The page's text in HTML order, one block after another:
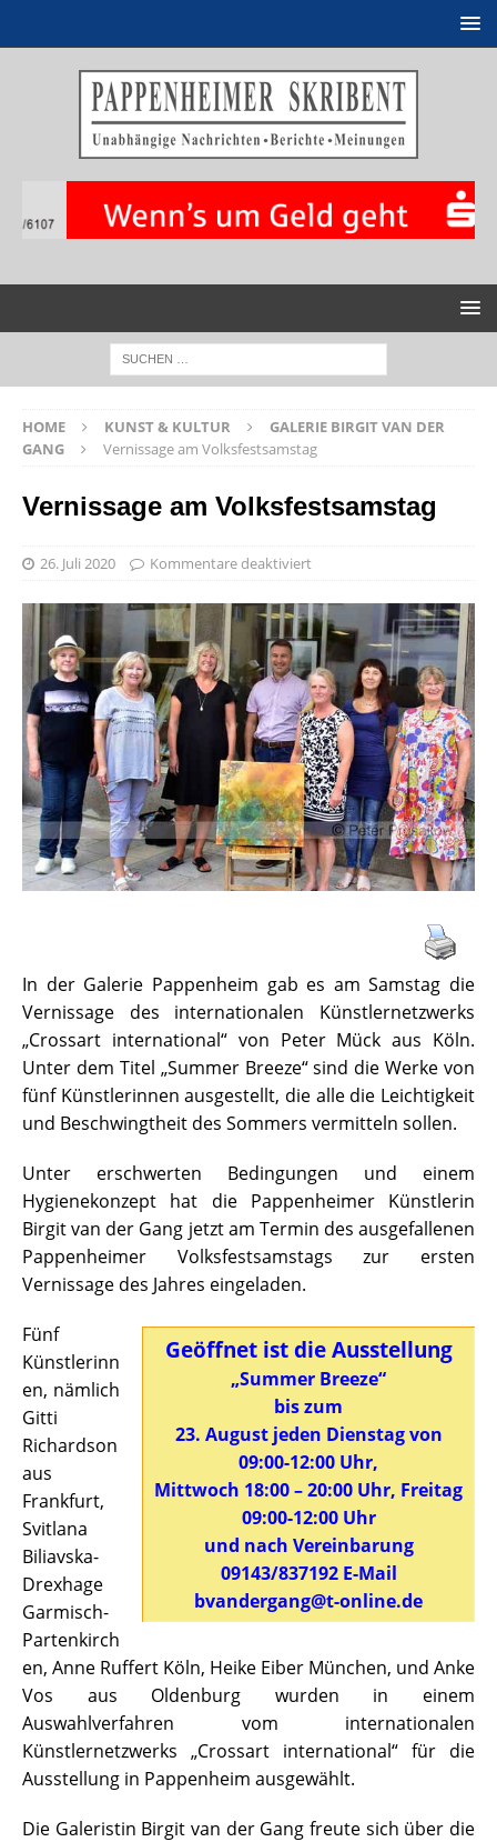
HOME KUNST & KULTUR
GALERIE BIRGIT VAN DER
GANG
Vernissage am Volksfestsamstag
Vernissage am Volksfestsamstag
26. Juli 2020 Kommentare deaktiviert
In der Galerie Pappenheim gab es am Samstag die
Vernissage des internationalen Künstlernetzwerks
„Crossart international“ von Peter Mück aus Köln.
Unter dem Titel „Summer Breeze“ sind die Werke von
fünf Künstlerinnen ausgestellt, die alle die Leichtigkeit
und Beschwingtheit des Sommers vermitteln sollen.
Unter erschwerten Bedingungen und einem
Hygienekonzept hat die Pappenheimer Künstlerin
Birgit van der Gang jetzt am Termin des ausgefallenen
Pappenheimer Volksfestsamstags zur ersten
Vernissage des Jahres eingeladen.
Geöffnet ist die Ausstellung
„Summer Breeze“
bis zum
23. August jeden Dienstag von
09:00-12:00 Uhr,
Mittwoch 18:00 – 20:00 Uhr, Freitag
09:00-12:00 Uhr
und nach Vereinbarung
09143/837192 E-Mail
bvandergang@t-online.de
Fünf
Künstlerinn
en, nämlich
Gitti
Richardson
aus
Frankfurt,
Svitlana
Biliavska-
Drexhage
Garmisch-
Partenkirch
en, Anne Ruffert Köln, Heike Eiber München, und Anke
Vos aus Oldenburg wurden in einem
Auswahlverfahren vom internationalen
Künstlernetzwerks „Crossart international“ für die
Ausstellung in Pappenheim ausgewählt.
Die Galeristin Birgit van der Gang freute sich über die